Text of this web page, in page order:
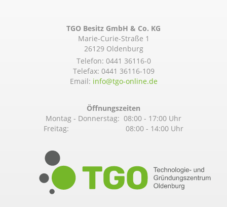
TGO Besitz GmbH & Co. KG
Marie-Curie-Straße 1
26129 Oldenburg
Telefon: 0441 36116-0
Telefax: 0441 36116-109
Email: info@­tgo-online.de
Öffnungszeiten
Montag - Donnerstag: 08:00 - 17:00 Uhr
Freitag: 08:00 - 14:00 Uhr